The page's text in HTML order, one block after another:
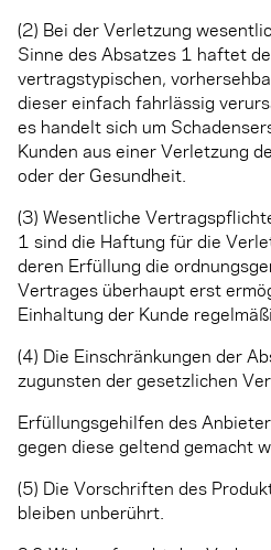
(2) Bei der Verletzung
Sinne des Absatzes 1 haftet
vertragstypischen,
dieser einfach fahrlässig
es handelt sich um
Kunden aus einer Verletzung
oder der Gesundheit.
(3) Wesentliche
1 sind die Haftung für die
deren Erfüllung die
Vertrages überhaupt erst
Einhaltung der Kunde
(4) Die Einschränkungen der
zugunsten der gesetzlichen
Erfüllungsgehilfen des
gegen diese geltend gemacht
(5) Die Vorschriften des
bleiben unberührt.